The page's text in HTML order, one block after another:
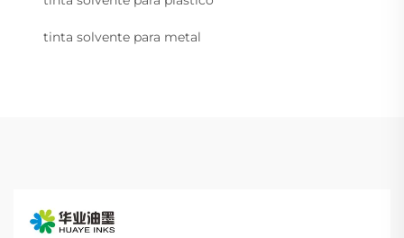
tinta solvente para metal